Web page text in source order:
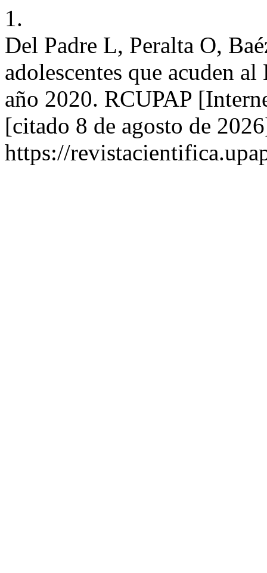
1.
Del Padre L, Peralta O,
adolescentes que acuden
año 2020. RCUPAP
[citado 8 de agosto de
https://